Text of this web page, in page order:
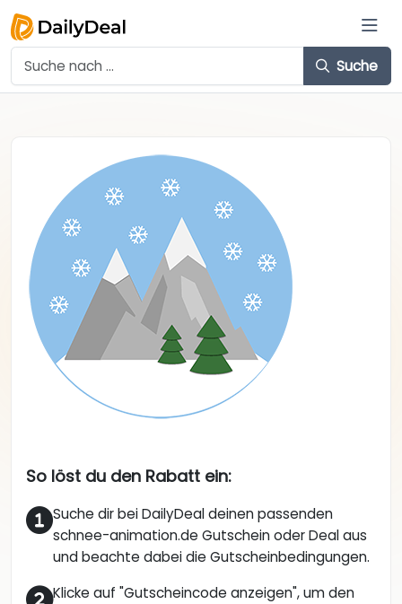
Suche
So löst du den Rabatt ein:
Suche dir bei DailyDeal deinen passenden
schnee-animation.de Gutschein oder Deal aus
und beachte dabei die Gutscheinbedingungen.
Klicke auf "Gutscheincode anzeigen", um den